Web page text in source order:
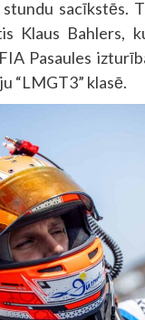
sacīkstēs.
Klaus Bahlers,
Pasaules
“LMGT3” klasē.